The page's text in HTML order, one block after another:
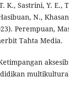
K., Sastrini, Y. E.,
N.,
Perempuan,
Tahta Media.